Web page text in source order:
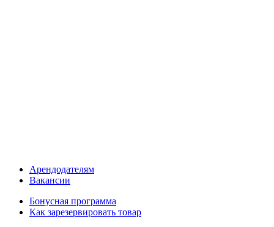
Арендодателям
Вакансии
Бонусная программа
Как зарезервировать товар